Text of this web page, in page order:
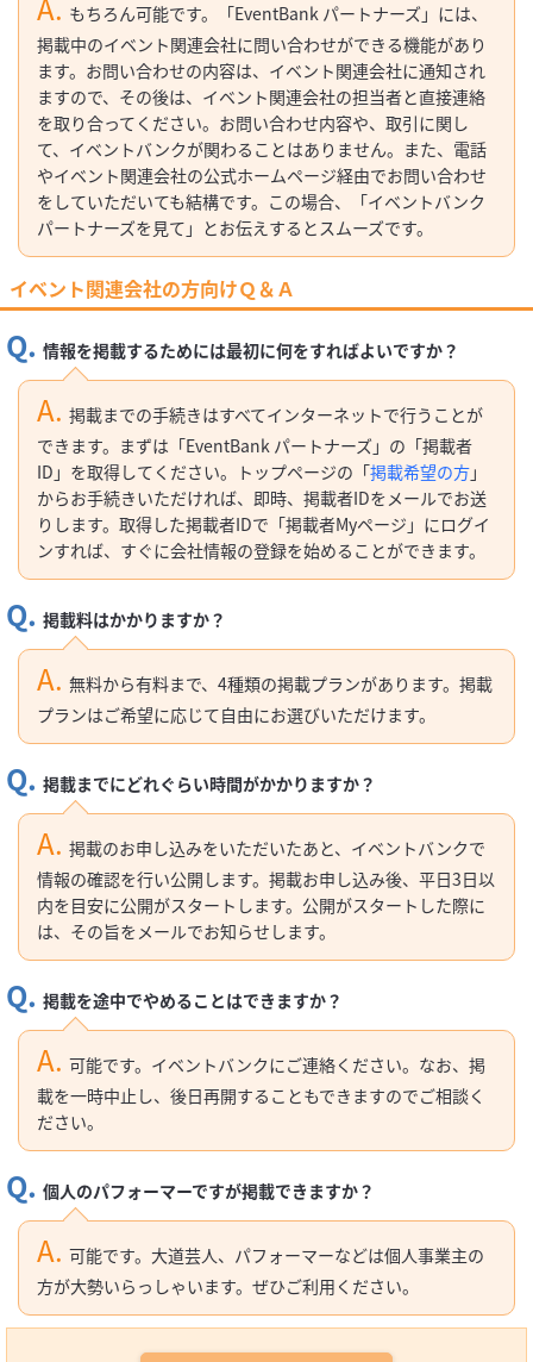
もちろん可能です。「EventBank パートナーズ」には、
掲載中のイベント関連会社に問い合わせができる機能があり
ます。お問い合わせの内容は、イベント関連会社に通知され
ますので、その後は、イベント関連会社の担当者と直接連絡
を取り合ってください。お問い合わせ内容や、取引に関し
て、イベントバンクが関わることはありません。また、電話
やイベント関連会社の公式ホームページ経由でお問い合わせ
をしていただいても結構です。この場合、「イベントバンク
パートナーズを見て」とお伝えするとスムーズです。
イベント関連会社の方向けＱ＆Ａ
情報を掲載するためには最初に何をすればよいですか？
掲載までの手続きはすべてインターネットで行うことが
できます。まずは「EventBank パートナーズ」の「掲載者
ID」を取得してください。トップページの「掲載希望の方」
からお手続きいただければ、即時、掲載者IDをメールでお送
りします。取得した掲載者IDで「掲載者Myページ」にログイ
ンすれば、すぐに会社情報の登録を始めることができます。
掲載料はかかりますか？
無料から有料まで、4種類の掲載プランがあります。掲載
プランはご希望に応じて自由にお選びいただけます。
掲載までにどれぐらい時間がかかりますか？
掲載のお申し込みをいただいたあと、イベントバンクで
情報の確認を行い公開します。掲載お申し込み後、平日3日以
内を目安に公開がスタートします。公開がスタートした際に
は、その旨をメールでお知らせします。
掲載を途中でやめることはできますか？
可能です。イベントバンクにご連絡ください。なお、掲
載を一時中止し、後日再開することもできますのでご相談く
ださい。
個人のパフォーマーですが掲載できますか？
可能です。大道芸人、パフォーマーなどは個人事業主の
方が大勢いらっしゃいます。ぜひご利用ください。